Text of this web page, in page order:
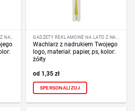
Wachlarz z nadrukiem Twojego
logo, materiał: papier, ps, kolor:
żółty
1,35zł
SPERSONALIZUJ